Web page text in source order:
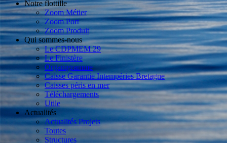
Notre flottille
Zoom Métier
Zoom Port
Zoom Produit
Qui sommes-nous
Le CDPMEM 29
Le Finistère
Organigramme
Caisse Garantie Intempéries Bretagne
Caisses péris en mer
Téléchargements
Utile
Actualités
Actualités Projets
Toutes
Structures